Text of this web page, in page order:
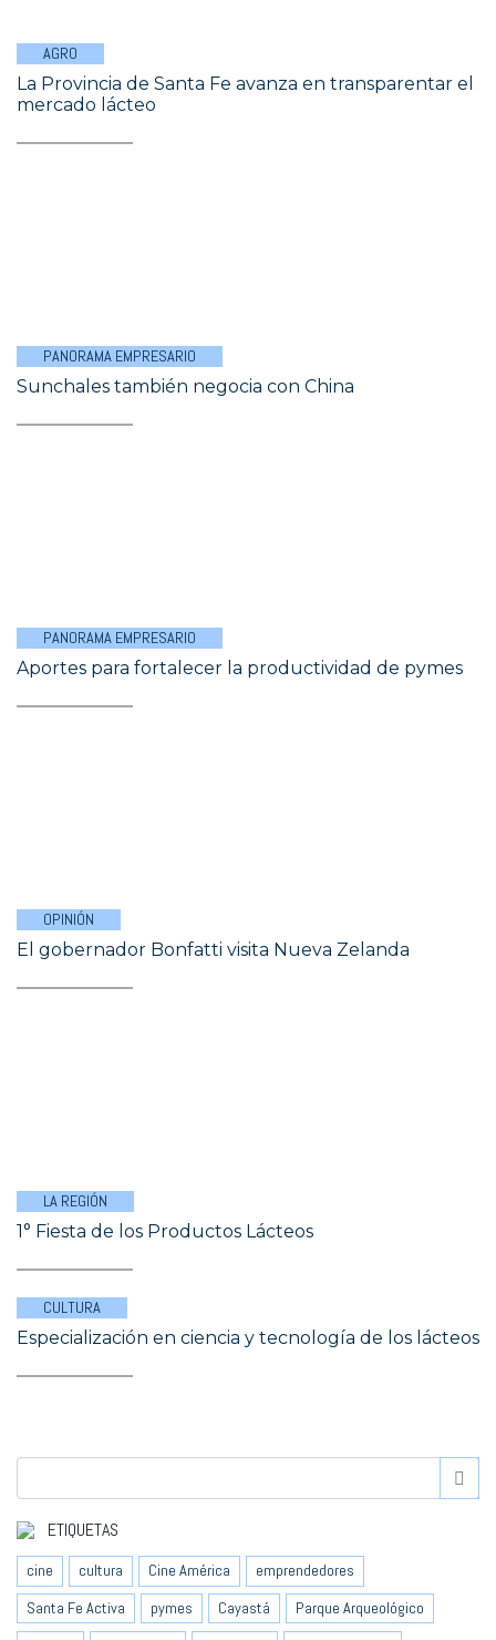
AGRO
La Provincia de Santa Fe avanza en transparentar el
mercado lácteo
PANORAMA EMPRESARIO
Sunchales también negocia con China
PANORAMA EMPRESARIO
Aportes para fortalecer la productividad de pymes
OPINIÓN
El gobernador Bonfatti visita Nueva Zelanda
LA REGIÓN
1° Fiesta de los Productos Lácteos
CULTURA
Especialización en ciencia y tecnología de los lácteos
ETIQUETAS
cine cultura Cine América
emprendedores
Santa Fe Activa
pymes Cayastá
Parque Arqueológico